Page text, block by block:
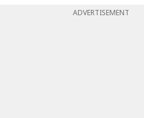
ADVERTISEMENT